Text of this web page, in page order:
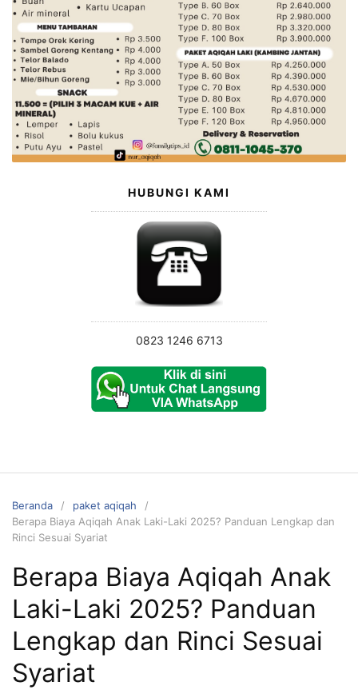
HUBUNGI KAMI
0823 1246 6713
Beranda
paket aqiqah
Berapa Biaya Aqiqah Anak Laki-Laki 2025? Panduan Lengkap dan
Rinci Sesuai Syariat
Berapa Biaya Aqiqah Anak
Laki-Laki 2025? Panduan
Lengkap dan Rinci Sesuai
Syariat